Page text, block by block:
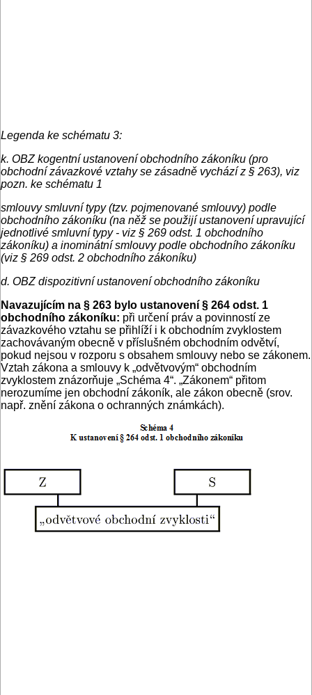
Legenda ke schématu 3:
k. OBZ kogentní ustanovení obchodního zákoníku (pro
obchodní závazkové vztahy se zásadně vychází z § 263), viz
pozn. ke schématu 1
smlouvy smluvní typy (tzv. pojmenované smlouvy) podle
obchodního zákoníku (na něž se použijí ustanovení upravující
jednotlivé smluvní typy - viz § 269 odst. 1 obchodního
zákoníku) a inominátní smlouvy podle obchodního zákoníku
(viz § 269 odst. 2 obchodního zákoníku)
d. OBZ dispozitivní ustanovení obchodního zákoníku
Navazujícím na § 263 bylo ustanovení § 264 odst. 1
obchodního zákoníku: při určení práv a povinností ze
závazkového vztahu se přihlíží i k obchodním zvyklostem
zachovávaným obecně v příslušném obchodním odvětví,
pokud nejsou v rozporu s obsahem smlouvy nebo se zákonem.
Vztah zákona a smlouvy k „odvětvovým“ obchodním
zvyklostem znázorňuje „Schéma 4“. „Zákonem“ přitom
nerozumíme jen obchodní zákoník, ale zákon obecně (srov.
např. znění zákona o ochranných známkách).